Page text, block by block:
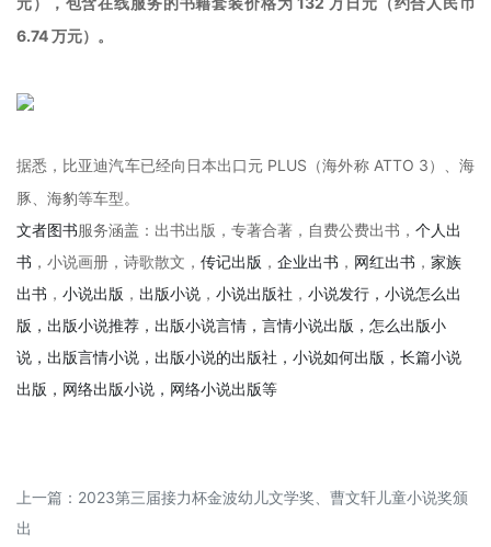
6.74 万元）。
据悉，比亚迪汽车已经向日本出口元 PLUS（海外称 ATTO 3）、海
豚、海豹等车型。
文者图书服务涵盖：出书出版，专著合著，自费公费出书， 个人出
书 ，小说画册，诗歌散文， 传记出版 ， 企业出书 ， 网红出书 ， 家族
出书 ， 小说出版 ， 出版小说 ， 小说出版社 ， 小说发行，小说怎么出
版，出版小说推荐，出版小说言情，言情小说出版，怎么出版小
说，出版言情小说，出版小说的出版社，小说如何出版，长篇小说
出版，网络出版小说，网络小说出版等
上一篇： 2023第三届接力杯金波幼儿文学奖、曹文轩儿童小说奖颁
出